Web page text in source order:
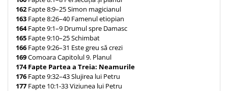
162 Fapte 8:9–25 Simon magicianul
163 Fapte 8:26–40 Famenul etiopian
164Fapte 9:1–9 Drumul spre Damasc
165 Fapte 9:10–25 Schimbat
166 Fapte 9:26–31 Este greu să crezi
169Comoara Capitolul 9. Planul
174Fapte Partea a Treia: Neamurile
176 Fapte 9:32–43 Slujirea lui Petru
177 Fapte 10:1-33 Viziunea lui Petru